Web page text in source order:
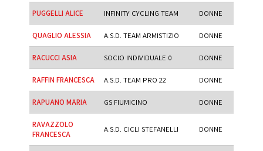
PUGGELLI ALICE INFINITY CYCLING TEAM DONNE
QUAGLIO ALESSIA A.S.D. TEAM ARMISTIZIO DONNE
RACUCCI ASIA SOCIO INDIVIDUALE 0 DONNE
RAFFIN FRANCESCA A.S.D. TEAM PRO 22 DONNE
RAPUANO MARIA GS FIUMICINO DONNE
RAVAZZOLO
FRANCESCA
A.S.D. CICLI STEFANELLI DONNE